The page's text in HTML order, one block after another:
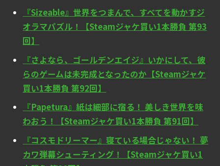
『Sizeable』世界をつまんで、すべてを動かすジ
オラマパズル！【Steamジャケ買い1本勝負 第93
回】
『さよなら、ゴールデンエイジ』いかにして、彼
らのゲームは未完成となったのか【Steamジャケ
買い1本勝負 第92回】
『Papetura』紙は細部に宿る！ 美しき世界を味
わおう！【Steamジャケ買い1本勝負 第91回】
『コスモドリーマー』寝ている場合じゃない！ 夢
カワ弾幕シューティング！【Steamジャケ買い1